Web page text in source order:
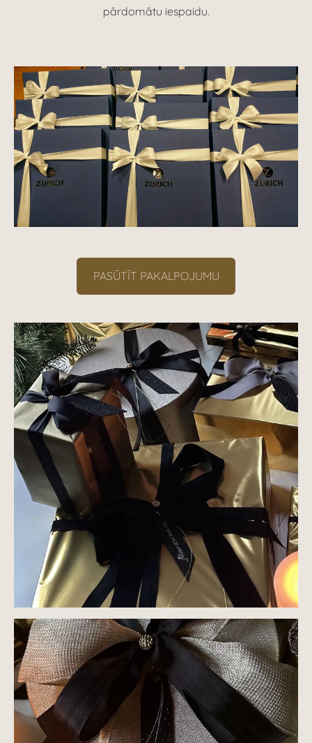
pārdomātu iespaidu.
PASŪTĪT PAKALPOJUMU